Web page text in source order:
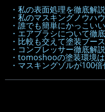
・私の表面処理を徹底解説
・私のマスキングノウハ
・誰でも簡単にかっこい
・エアブラシについて徹
・比較も交えて塗装ブー
・コンプレッサー徹底解
・tomoshooの塗装環境は
・マスキングゾルが100